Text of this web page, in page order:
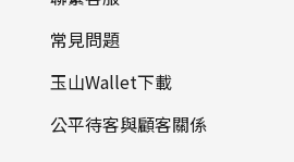
常見問題
玉山Wallet下載
公平待客與顧客關係